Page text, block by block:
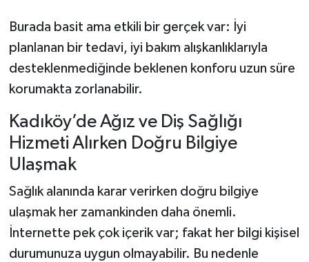
Burada basit ama etkili bir gerçek var: İyi
planlanan bir tedavi, iyi bakım alışkanlıklarıyla
desteklenmediğinde beklenen konforu uzun süre
korumakta zorlanabilir.
Kadıköy’de Ağız ve Diş Sağlığı
Hizmeti Alırken Doğru Bilgiye
Ulaşmak
Sağlık alanında karar verirken doğru bilgiye
ulaşmak her zamankinden daha önemli.
İnternette pek çok içerik var; fakat her bilgi kişisel
durumunuza uygun olmayabilir. Bu nedenle